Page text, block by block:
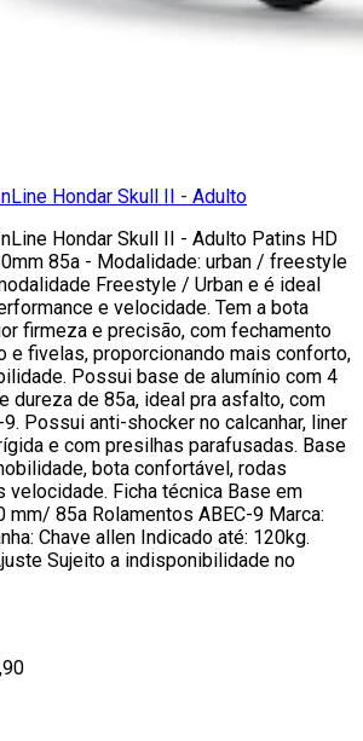
Hondar Skull II - Adulto
Hondar Skull II - Adulto Patins HD
85a - Modalidade: urban / freestyle
Freestyle / Urban e é ideal
e velocidade. Tem a bota
firmeza e precisão, com fechamento
e fivelas, proporcionando mais conforto,
Possui base de alumínio com 4
dureza de 85a, ideal pra asfalto, com
Possui anti-shocker no calcanhar, liner
e com presilhas parafusadas. Base
bota confortável, rodas
velocidade. Ficha técnica Base em
mm/ 85a Rolamentos ABEC-9 Marca:
Chave allen Indicado até: 120kg.
Sujeito a indisponibilidade no